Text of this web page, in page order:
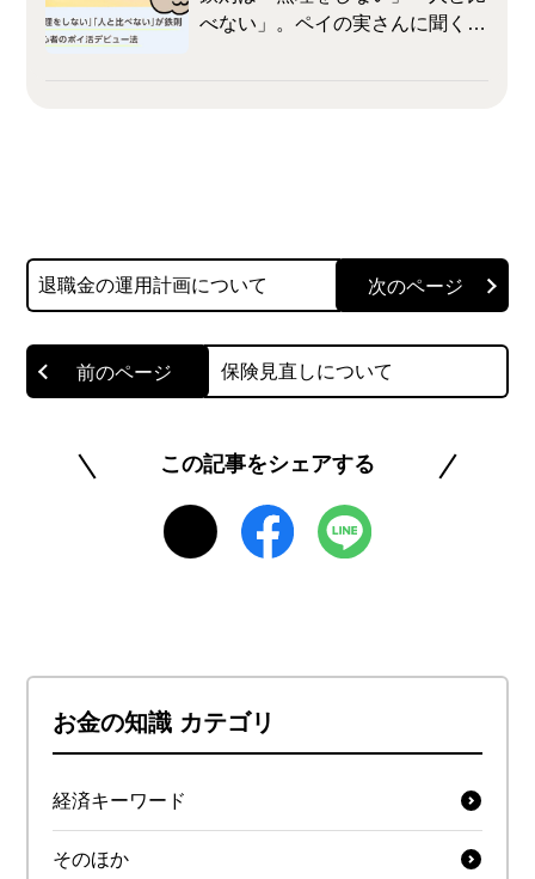
べない」。ペイの実さんに聞く、
退職金の運用計画について
保険見直しについて
この記事をシェアする
お金の知識 カテゴリ
経済キーワード
そのほか